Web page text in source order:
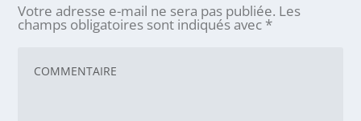
Votre adresse e-mail ne sera pas publiée. Les
champs obligatoires sont indiqués avec *